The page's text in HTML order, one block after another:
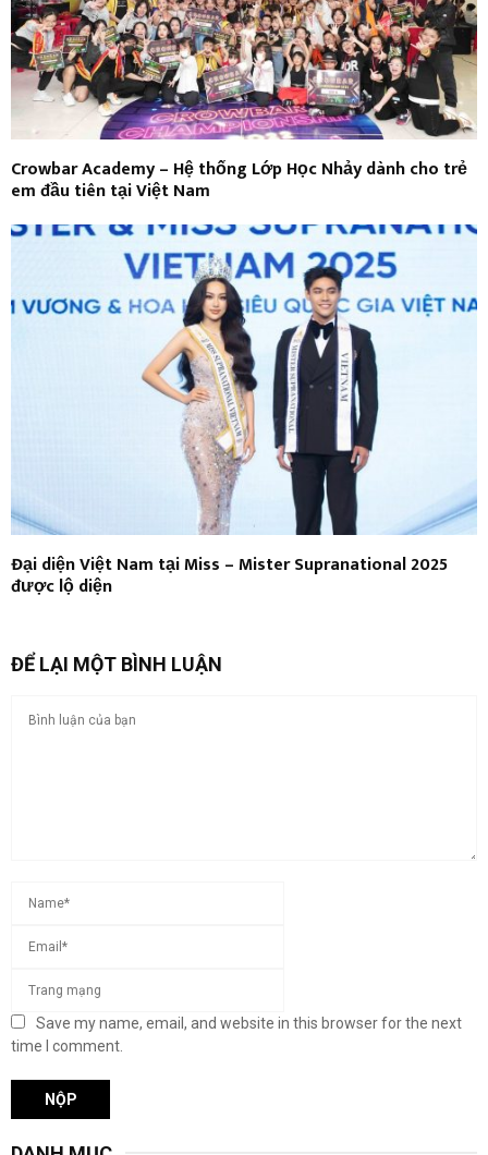
Crowbar Academy – Hệ thống Lớp Học Nhảy dành cho trẻ
em đầu tiên tại Việt Nam
Đại diện Việt Nam tại Miss – Mister Supranational 2025
được lộ diện
ĐỂ LẠI MỘT BÌNH LUẬN
Save my name, email, and website in this browser for the next
time I comment.